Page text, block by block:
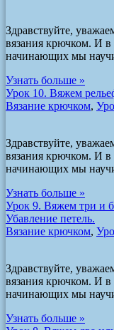
Здравствуйте,
вязания крючком. И в
начинающих мы
Узнать больше »
Урок 10. Вяжем
Вязание крючком,
Здравствуйте,
вязания крючком. И в
начинающих мы
Узнать больше »
Урок 9. Вяжем три и
Убавление петель.
Вязание крючком,
Здравствуйте,
вязания крючком. И в
начинающих мы
Узнать больше »